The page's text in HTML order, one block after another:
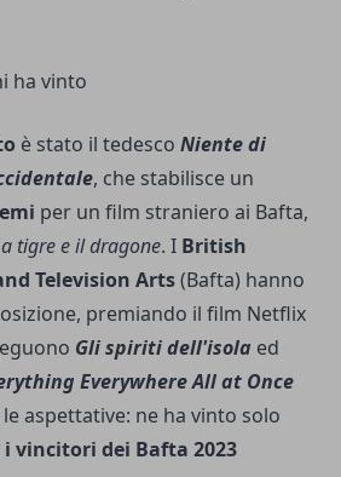
ha vinto
è stato il tedesco Niente di
, che stabilisce un
per un film straniero ai Bafta,
tigre e il dragone. I British
Television Arts(Bafta) hanno
premiando il film Netflix
Gli spiriti dell'isola ed
Everywhere All at Once
aspettative: ne ha vinto solo
vincitori dei Bafta 2023